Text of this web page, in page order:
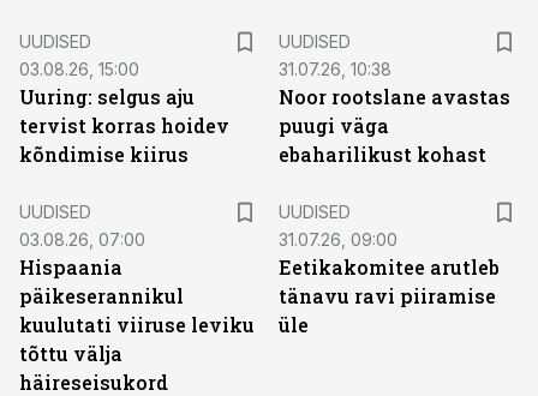
UUDISED
03.08.26, 15:00
Uuring: selgus aju
tervist korras hoidev
kõndimise kiirus
UUDISED
31.07.26, 10:38
Noor rootslane avastas
puugi väga
ebaharilikust kohast
UUDISED
03.08.26, 07:00
Hispaania
päikeserannikul
kuulutati viiruse leviku
tõttu välja
häireseisukord
UUDISED
31.07.26, 09:00
Eetikakomitee arutleb
tänavu ravi piiramise
üle